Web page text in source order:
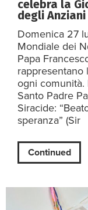
celebra la
degli Anziani
Domenica 27
Mondiale dei
Papa
rappresentano
ogni comunità.
Santo Padre
Siracide:
speranza” (Sir
Continued